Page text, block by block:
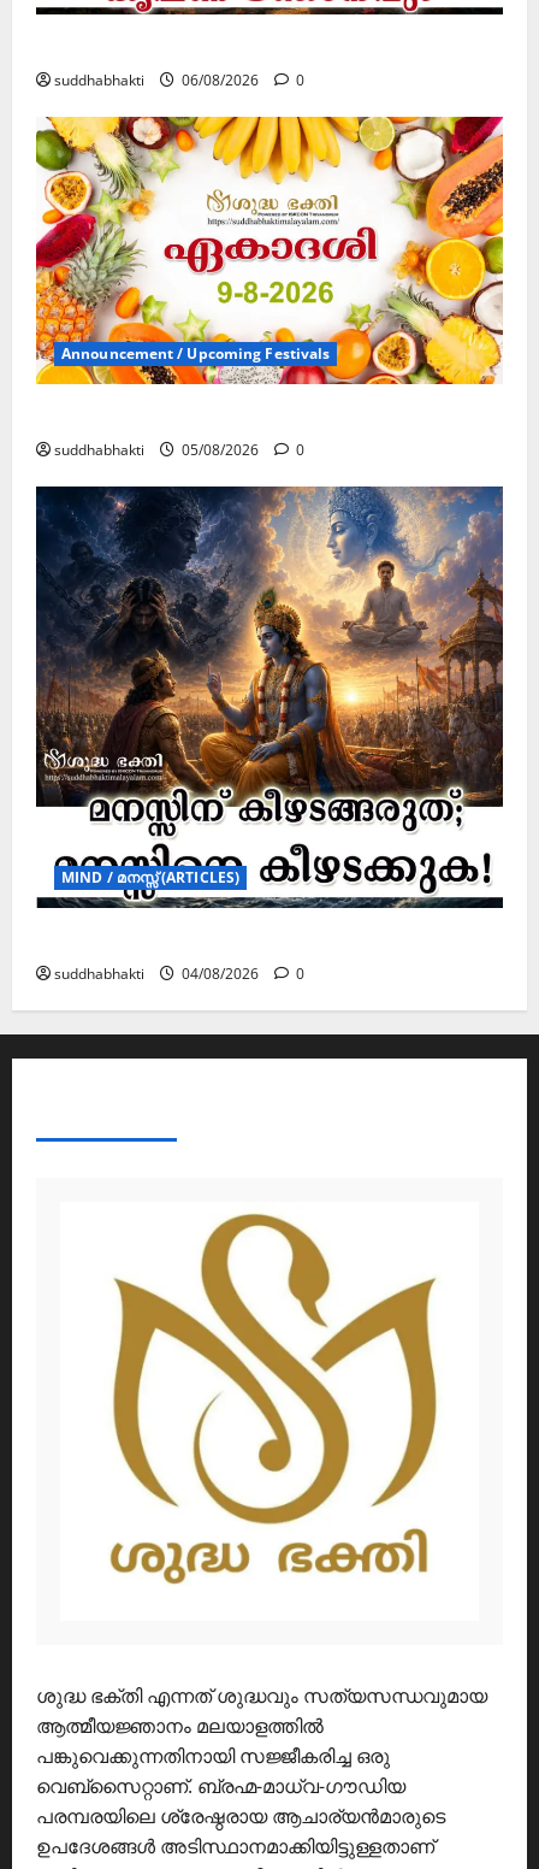
suddhabhakti 06/08/2026 0
Announcement / Upcoming Festivals
suddhabhakti 05/08/2026 0
MIND / മനസ്സ് (ARTICLES)
suddhabhakti 04/08/2026 0
ശുദ്ധ ഭക്തി എന്നത് ശുദ്ധവും സത്യസന്ധവുമായ
ആത്മീയജ്ഞാനം മലയാളത്തിൽ
പങ്കുവെക്കുന്നതിനായി സജ്ജീകരിച്ച ഒരു
വെബ്സൈറ്റാണ്. ബ്രഹ്മ-മാധ്വ-ഗൗഡിയ
പരമ്പരയിലെ ശ്രേഷ്ഠരായ ആചാര്യൻമാരുടെ
ഉപദേശങ്ങൾ അടിസ്ഥാനമാക്കിയിട്ടുള്ളതാണ്